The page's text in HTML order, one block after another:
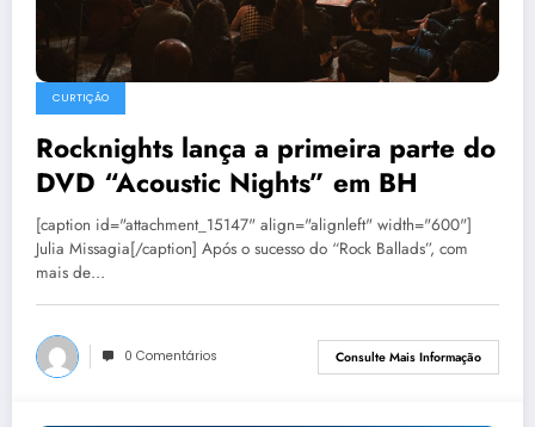
CURTIÇÃO
Rocknights lança a primeira parte do
DVD “Acoustic Nights” em BH
[caption id="attachment_15147" align="alignleft" width="600"]
Julia Missagia[/caption] Após o sucesso do “Rock Ballads”, com
mais de…
0 Comentários Consulte Mais Informação